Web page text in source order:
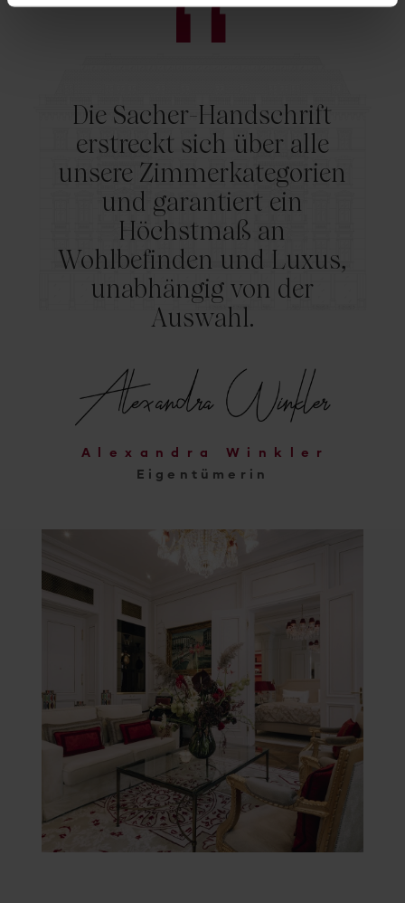
Die Sacher-Handschrift
erstreckt sich über alle
unsere Zimmerkategorien
und garantiert ein
Höchstmaß an
Wohlbefinden und Luxus,
unabhängig von der
Auswahl.
Alexandra Winkler
Eigentümerin